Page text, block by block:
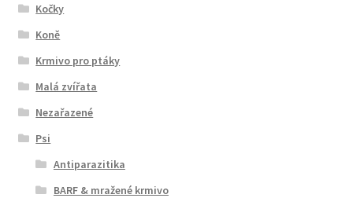
Kočky
Koně
Krmivo pro ptáky
Malá zvířata
Nezařazené
Psi
Antiparazitika
BARF & mražené krmivo